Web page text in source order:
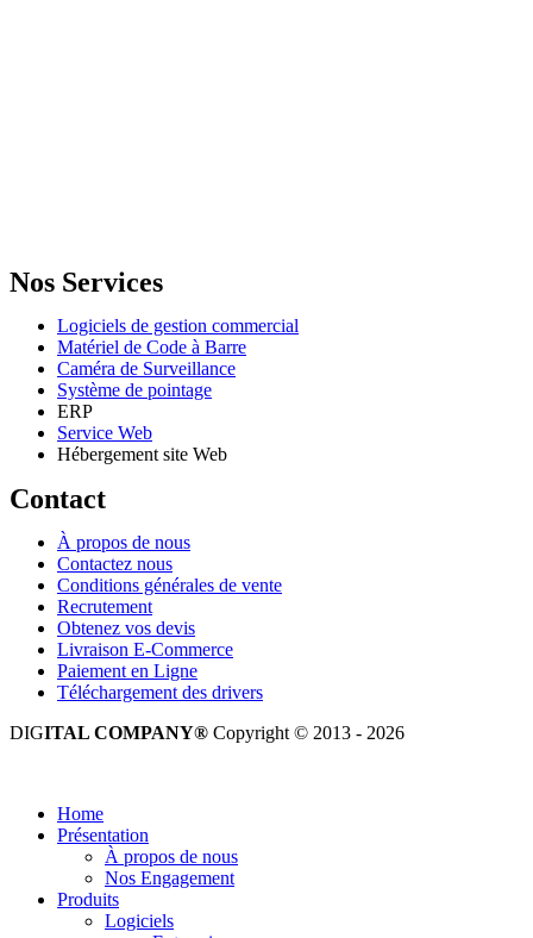
Nos Services
Logiciels de gestion commercial
Matériel de Code à Barre
Caméra de Surveillance
Système de pointage
ERP
Service Web
Hébergement site Web
Contact
À propos de nous
Contactez nous
Conditions générales de vente
Recrutement
Obtenez vos devis
Livraison E-Commerce
Paiement en Ligne
Téléchargement des drivers
DIGITAL COMPANY® Copyright © 2013 - 2026
Home
Présentation
À propos de nous
Nos Engagement
Produits
Logiciels